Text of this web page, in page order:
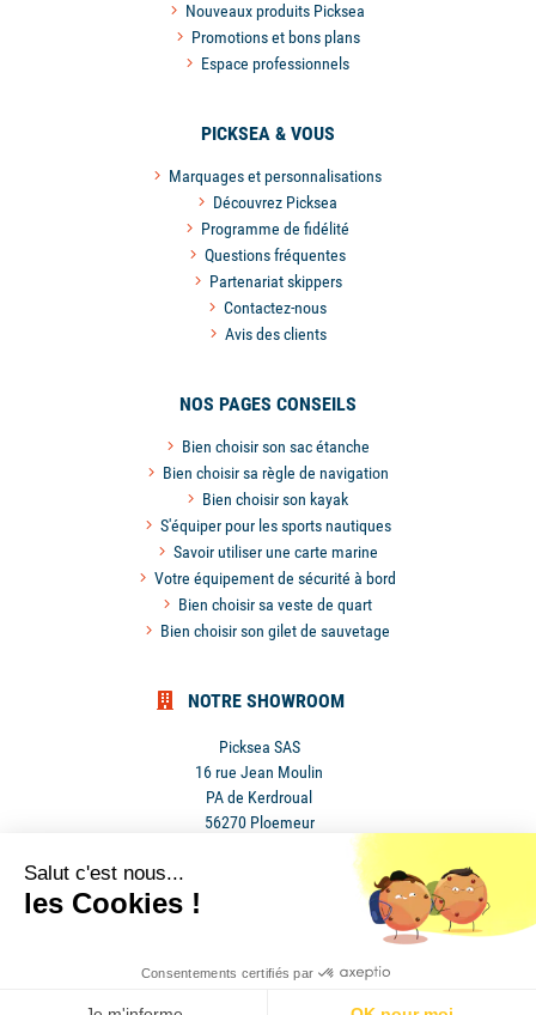
Nouveaux produits Picksea
Promotions et bons plans
Espace professionnels
PICKSEA & VOUS
Marquages et personnalisations
Découvrez Picksea
Programme de fidélité
Questions fréquentes
Partenariat skippers
Contactez-nous
Avis des clients
NOS PAGES CONSEILS
Bien choisir son sac étanche
Bien choisir sa règle de navigation
Bien choisir son kayak
S'équiper pour les sports nautiques
Savoir utiliser une carte marine
Votre équipement de sécurité à bord
Bien choisir sa veste de quart
Bien choisir son gilet de sauvetage
NOTRE SHOWROOM
Picksea SAS
16 rue Jean Moulin
PA de Kerdroual
56270 Ploemeur
Conditions
Salut c'est nous...
les Cookies !
Consentements certifiés par